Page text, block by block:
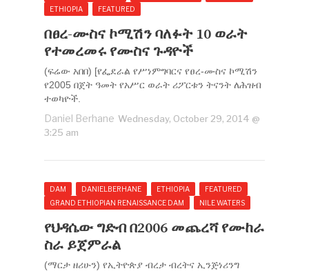
ETHIOPIA
FEATURED
በፀረ-ሙስና ኮሚሽን ባለፉት 10 ወራት
የተመረመሩ የሙስና ጉዳዮች
(ፍሬው አበበ) [የፌደራል የሥነምግባርና የፀረ-ሙስና ኮሚሽን
የ2005 በጀት ዓመት የአሥር ወራት ሪፖርቱን ትናንት ለሕዝብ
ተወካዮች.
Daniel Berhane Wednesday, October 29, 2014 @
3:25 am
DAM DANIELBERHANE ETHIOPIA
FEATURED
GRAND ETHIOPIAN RENAISSANCE DAM
NILE WATERS
የህዳሴው ግድብ በ2006 መጨረሻ የሙከራ
ስራ ይጀምራል
(ማርታ ዘሪሁን) የኢትዮጵያ ብረታ ብረትና ኢንጅነሪንግ